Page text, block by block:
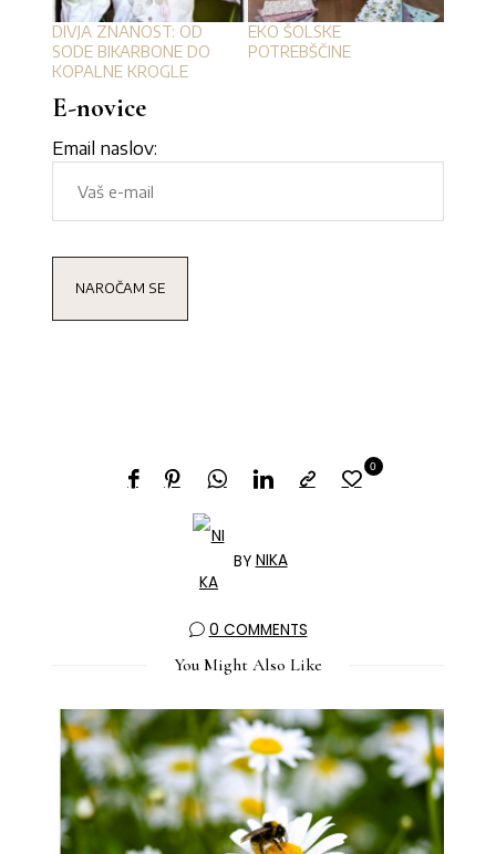
DIVJA ZNANOST: OD
SODE BIKARBONE DO
KOPALNE KROGLE
EKO ŠOLSKE
POTREBŠČINE
E-novice
Email naslov:
BY NIKA
0
0 COMMENTS
You Might Also Like